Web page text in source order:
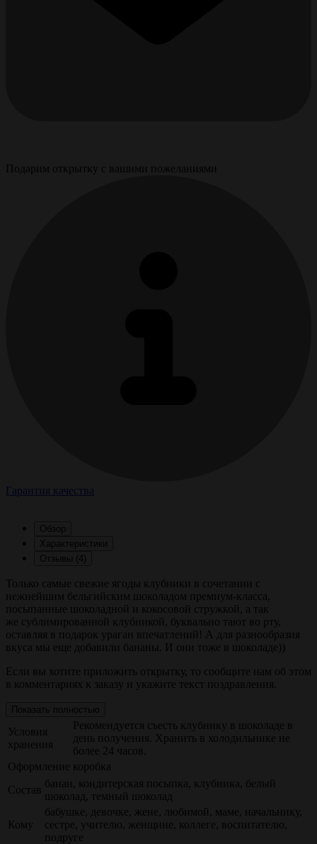
Подарим открытку с вашими пожеланиями
Гарантия качества
Обзор
Характеристики
Отзывы (4)
Только самые свежие ягоды клубники в сочетании с
нежнейшим бельгийским шоколадом премиум-класса,
посыпанные шоколадной и кокосовой стружкой, а так
же сублимированной клубникой, буквально тают во рту,
оставляя в подарок ураган впечатлений! А для разнообразия
вкуса мы еще добавили бананы. И они тоже в шоколаде))
Если вы хотите приложить открытку, то сообщите нам об этом
в комментариях к заказу и укажите текст поздравления.
Показать полностью
Условия
хранения
Рекомендуется съесть клубнику в шоколаде в
день получения. Хранить в холодильнике не
более 24 часов.
Оформление коробка
Состав
банан, кондитерская посыпка, клубника, белый
шоколад, темный шоколад
Кому
бабушке, девочке, жене, любимой, маме, начальнику,
сестре, учителю, женщине, коллеге, воспитателю,
подруге